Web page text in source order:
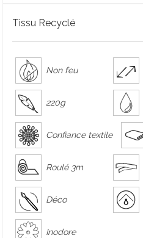
Tissu Recyclé
Non feu
220g
Confiance textile
Roulé 3m
Déco
Inodore